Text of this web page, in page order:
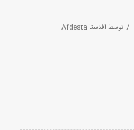
/ توسط افدستا-Afdesta